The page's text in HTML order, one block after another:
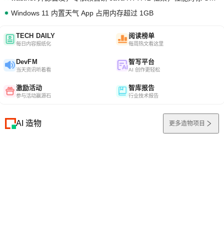
Windows 11 内置天气 App 占用内存超过 1GB
TECH DAILY
每日内容报纸化
阅读榜单
每周热文看这里
DevFM
当天资讯听着看
智写平台
AI 创作更轻松
激励活动
参与活动赢源石
智库报告
行业技术报告
AI 造物 更多造物项目